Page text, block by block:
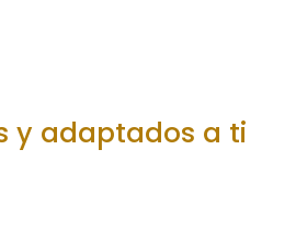
y adaptados a ti